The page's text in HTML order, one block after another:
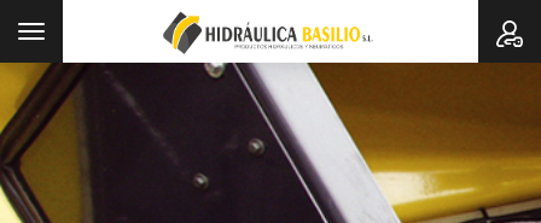
Toggle
navigation